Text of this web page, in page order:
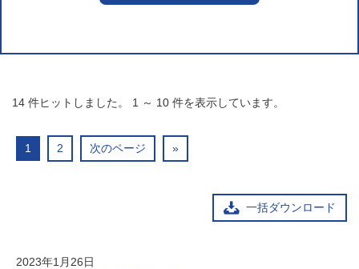
14 件ヒットしました。 1 ～ 10 件を表示しています。
1 2 次のページ »
一括ダウンロード
2023年1月26日